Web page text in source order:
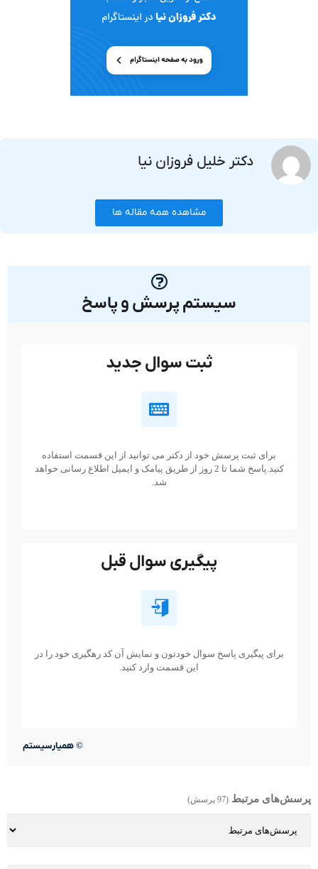
دکتر خلیل فروزان نیا
مشاهده همه مقاله ها
سیستم پرسش و پاسخ
ثبت سوال جدید
برای ثبت پرسش خود از دکتر می توانید از این قسمت استفاده
کنید.پاسخ شما تا 2 روز از طریق پیامک و ایمیل اطلاع رسانی خواهد
شد.
پیگیری سوال قبل
برای پیگیری پاسخ سوال خودتون و نمایش آن کد رهگیری خود را در
این قسمت وارد کنید.
© همیارسیستم
پرسش‌های مرتبط (97 پرسش)